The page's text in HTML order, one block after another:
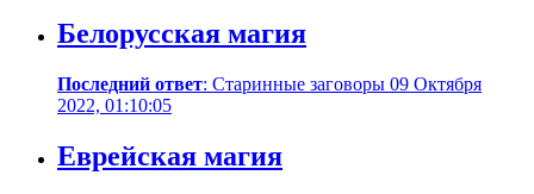
Белорусская магия
Последний ответ: Старинные заговоры 09 Октября
2022, 01:10:05
Еврейская магия